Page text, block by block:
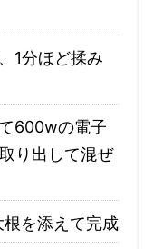
1分ほど揉み
600wの電子
り出して混ぜ
を添えて完成